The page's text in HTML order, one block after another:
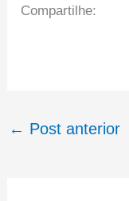
Compartilhe:
← Post anterior